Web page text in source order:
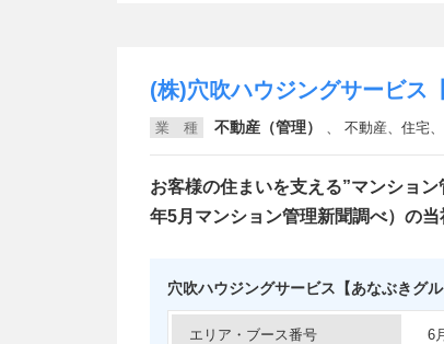
(株)穴吹ハウジングサービス
業 種 不動産（管理） 、 不動産、住宅、ビル施設管
お客様の住まいを支える”マンショ
年5月マンション管理新聞調べ）の当
穴吹ハウジングサービス【あなぶきグル
エリア・ブース番号 6